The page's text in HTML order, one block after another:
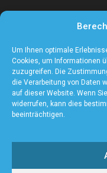
Um Ihnen optimale
Cookies, um Informationen
zuzugreifen. Die
die Verarbeitung von Daten
auf dieser Website. Wenn
widerrufen, kann dies
beeinträchtigen.
Die Kunst, Handbücher zu
Wieso ein